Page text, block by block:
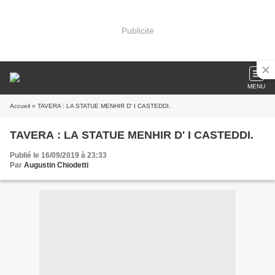
Publicité
MENU
Accueil » TAVERA : LA STATUE MENHIR D' I CASTEDDI.
TAVERA : LA STATUE MENHIR D' I CASTEDDI.
Publié le 16/09/2019 à 23:33
Par Augustin Chiodetti